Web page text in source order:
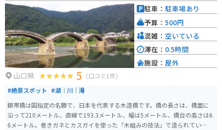
山口県 5 （口コミ1件）
#絶景スポット #湖｜川｜滝
錦帯橋は国指定の名勝で、日本を代表する木造橋です。橋の長さは、橋面に
沿って210メートル、直線で193.3メートル、幅は5メートル、橋台の高さは6.
6メートル。巻きガネとカスガイを使った「木組みの技法」で造られていま
駐車： 駐車場あり
予算： 500円
混雑： 空いている
滞在： 0.5時間
施設： 屋外